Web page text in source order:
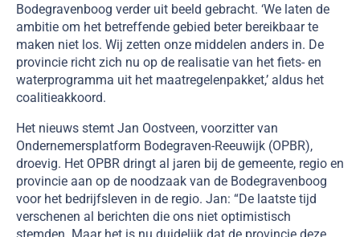
Bodegravenboog verder uit beeld gebracht. ‘We laten de
ambitie om het betreffende gebied beter bereikbaar te
maken niet los. Wij zetten onze middelen anders in. De
provincie richt zich nu op de realisatie van het fiets- en
waterprogramma uit het maatregelenpakket,’ aldus het
coalitieakkoord.
Het nieuws stemt Jan Oostveen, voorzitter van
Ondernemersplatform Bodegraven-Reeuwijk (OPBR),
droevig. Het OPBR dringt al jaren bij de gemeente, regio en
provincie aan op de noodzaak van de Bodegravenboog
voor het bedrijfsleven in de regio. Jan: “De laatste tijd
verschenen al berichten die ons niet optimistisch